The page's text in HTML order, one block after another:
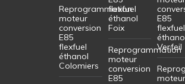
Reprogrammation
moteur
conversion
E85
flexfuel
éthanol
Colomiers
flexfuel
éthanol
Foix
Reprogrammation
moteur
conversion
E85
E85
flexfuel
Verfeil
moteur